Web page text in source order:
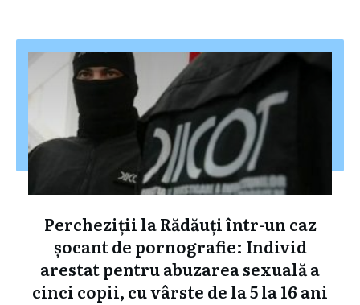
Percheziții la Rădăuți într-un caz
șocant de pornografie: Individ
arestat pentru abuzarea sexuală a
cinci copii, cu vârste de la 5 la 16 ani